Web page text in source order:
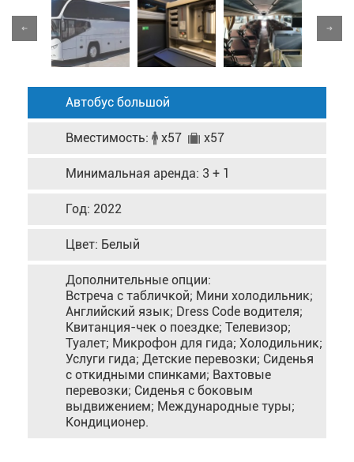
Автобус большой
Вместимость: x57 x57
Минимальная аренда: 3 + 1
Год: 2022
Цвет: Белый
Дополнительные опции:
Встреча с табличкой; Мини холодильник;
Английский язык; Dress Code водителя;
Квитанция-чек о поездке; Телевизор;
Туалет; Микрофон для гида; Холодильник;
Услуги гида; Детские перевозки; Сиденья
с откидными спинками; Вахтовые
перевозки; Сиденья с боковым
выдвижением; Международные туры;
Кондиционер.